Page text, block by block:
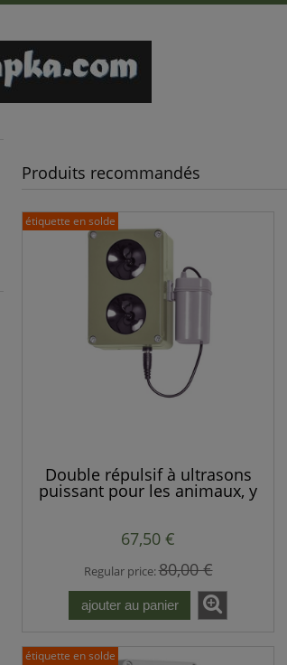
Produits recommandés
Double répulsif à ultrasons
puissant pour les animaux, y
compris les martres, les
autres rongeurs
67,50 €
Regular price:80,00 €
ajouter au panier
étiquette en solde
étiquette en solde